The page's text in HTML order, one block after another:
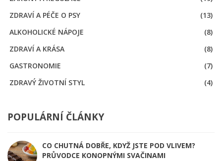
ZDRAVÍ A PÉČE O PSY
(13)
ALKOHOLICKÉ NÁPOJE
(8)
ZDRAVÍ A KRÁSA
(8)
GASTRONOMIE
(7)
ZDRAVÝ ŽIVOTNÍ STYL
(4)
POPULÁRNÍ ČLÁNKY
CO CHUTNÁ DOBŘE, KDYŽ JSTE POD VLIVEM?
PRŮVODCE KONOPNÝMI SVAČINAMI